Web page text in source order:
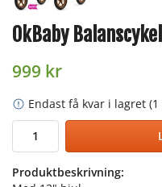
OkBaby
999 kr
Endast få kvar i lagret (1
Produktbeskrivning: